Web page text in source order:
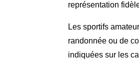
représentation
Les sportifs
randonnée ou de
indiquées sur les